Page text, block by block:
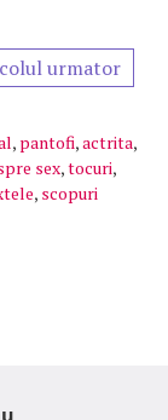
urmator
, pantofi,actrita,
sex,tocuri,
, scopuri